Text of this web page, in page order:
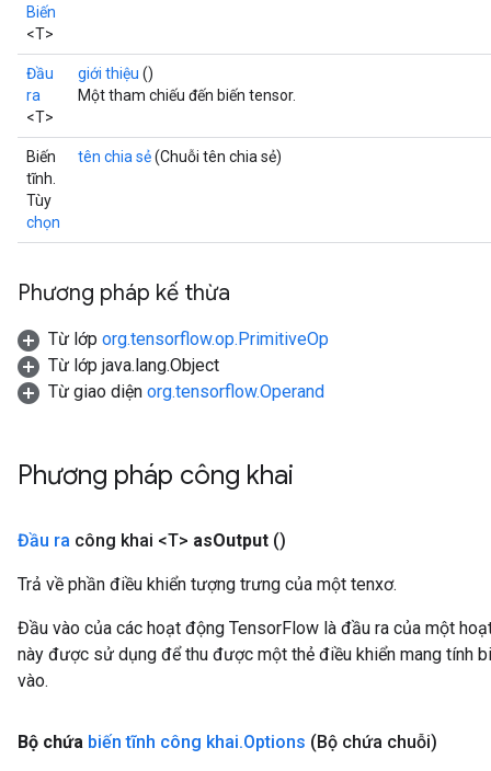
Biến
<T>
Đầu
ra
<T>
giới thiệu ()
Một tham chiếu đến biến tensor.
Biến
tĩnh.
Tùy
chọn
tên chia sẻ(Chuỗi tên chia sẻ)
Phương pháp kế thừa
Từ lớp org.tensorflow.op.PrimitiveOp
Từ lớp java.lang.Object
Từ giao diện org.tensorflow.Operand
Phương pháp công khai
Đầu ra công khai <T> asOutput ()
Trả về phần điều khiển tượng trưng của một tenxơ.
Đầu vào của các hoạt động TensorFlow là đầu ra của một
này được sử dụng để thu được một thẻ điều khiển mang tính
vào.
Bộ chứa biến tĩnh công khai.Options (Bộ chứa chuỗi)